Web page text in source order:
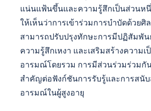
แน่นแฟ้นขึ้นและความรู้สึกเป็นส่วนหนึ่
ให้เห็นว่าการเข้าร่วมการบำบัดด้วยศิ
สามารถปรับปรุงทักษะการมีปฏิสัมพั
ความรู้สึกเหงา และเสริมสร้างความเ
อารมณ์โดยรวม การมีส่วนร่วมร่วมกั
สำคัญต่อฟังก์ชันการรับรู้และการสนั
อารมณ์ในผู้สูงอายุ